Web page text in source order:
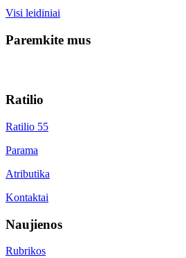
Visi leidiniai
Paremkite mus
Ratilio
Ratilio 55
Parama
Atributika
Kontaktai
Naujienos
Rubrikos